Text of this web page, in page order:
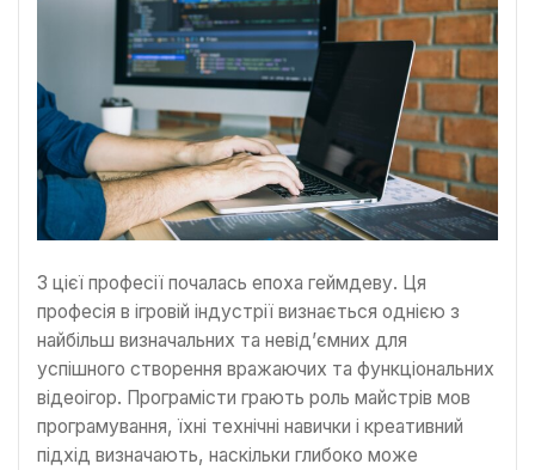
З цієї професії почалась епоха геймдеву. Ця
професія в ігровій індустрії визнається однією з
найбільш визначальних та невід’ємних для
успішного створення вражаючих та функціональних
відеоігор. Програмісти грають роль майстрів мов
програмування, їхні технічні навички і креативний
підхід визначають, наскільки глибоко може